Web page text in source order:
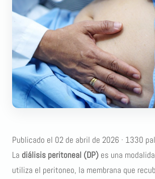
Publicado el 02 de abril de 2026 · 1330
La diálisis peritoneal (DP) es una
utiliza el peritoneo, la membrana que